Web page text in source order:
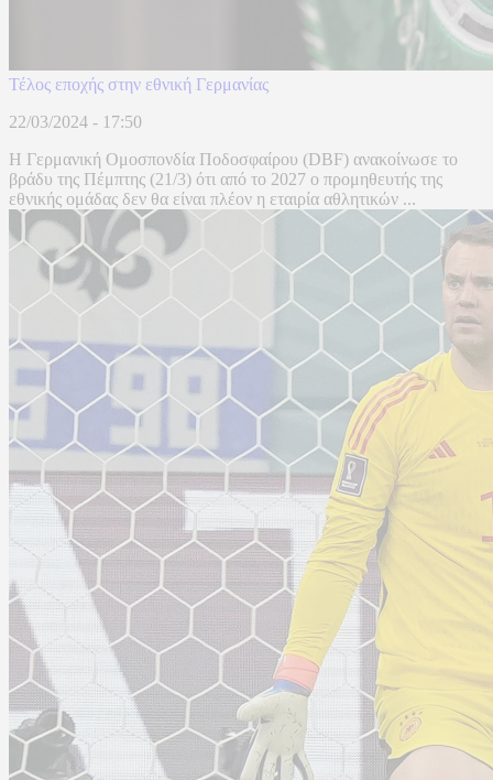
Τέλος εποχής στην εθνική Γερμανίας
22/03/2024 - 17:50
Η Γερμανική Ομοσπονδία Ποδοσφαίρου (DBF) ανακοίνωσε το
βράδυ της Πέμπτης (21/3) ότι από το 2027 ο προμηθευτής της
εθνικής ομάδας δεν θα είναι πλέον η εταιρία αθλητικών ...